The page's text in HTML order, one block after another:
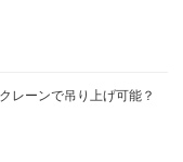
レーンで吊り上げ可能？